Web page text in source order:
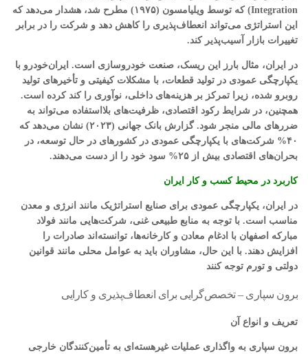
Integration) که توسط ویلیامسون (۱۹۷۵) مطرح شد، هشدار می‌دهد که
این استراتژی می‌تواند انعطاف‌پذیری را کاهش دهد و شرکت را در برابر
تغییرات بازار آسیب‌پذیر کند.
در ایران، مثال بارز این ریسک، صنعت خودروسازی است. ایران‌خودرو با
یکپارچگی عمودی در تولید قطعات، با مشکلات کیفیتی و تأخیرهای تولید
روبرو شده، زیرا تمرکز بر هزینه‌های داخلی، نوآوری را کند کرده است.
همچنین، در شرایط رکود اقتصادی، ظرفیت‌های بلااستفاده می‌تواند به
ضررهای مالی منجر شود. گزارش بانک جهانی (۲۰۲۳) نشان می‌دهد که
۴۰% شرکت‌های با یکپارچگی عمودی در کشورهای در حال توسعه، در
بحران‌های اقتصادی بیش از ۲۵% سود خود را از دست می‌دهند.
کاربرد در محیط کسب و کار ایران
در ایران، یکپارچگی عمودی برای صنایع استراتژیک مانند انرژی و معدن
مناسب است. با توجه به منابع طبیعی غنی، شرکت‌هایی مانند فولاد
مبارکه اصفهان با ادغام معادن و کارخانه‌ها، توانسته‌اند صادرات را
افزایش دهند. با این حال، مشاوران باید به عوامل محلی مانند قوانین
دولتی و تورم توجه کنند
برون سپاری – تخصص‌گرایی برای انعطاف‌پذیری و کارایی
تعریف و انواع آن
برون سپاری به واگذاری عملیات غیرهسته‌ای به تأمین‌کنندگان خارجی